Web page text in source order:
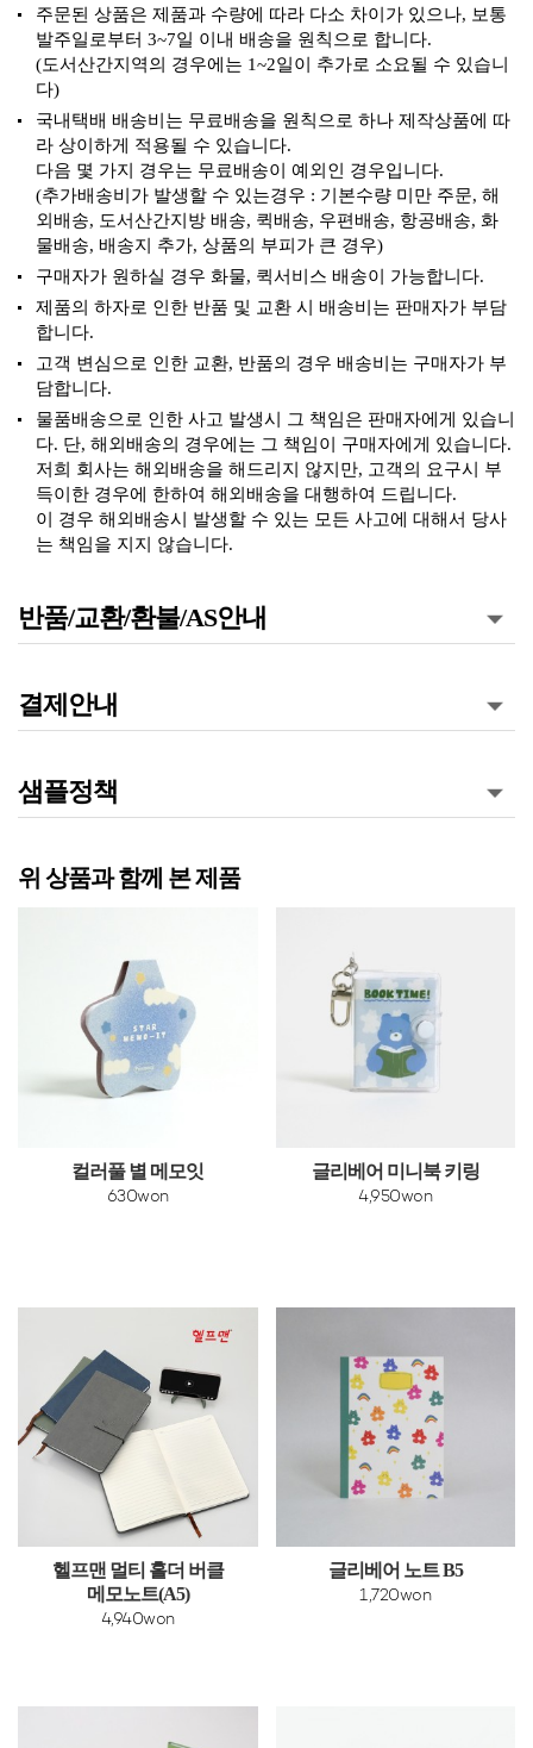
주문된 상품은 제품과 수량에 따라 다소 차이가 있으나, 보통
발주일로부터 3~7일 이내 배송을 원칙으로 합니다.
(도서산간지역의 경우에는 1~2일이 추가로 소요될 수 있습니
다)
국내택배 배송비는 무료배송을 원칙으로 하나 제작상품에 따
라 상이하게 적용될 수 있습니다.
다음 몇 가지 경우는 무료배송이 예외인 경우입니다.
(추가배송비가 발생할 수 있는경우 : 기본수량 미만 주문, 해
외배송, 도서산간지방 배송, 퀵배송, 우편배송, 항공배송, 화
물배송, 배송지 추가, 상품의 부피가 큰 경우)
구매자가 원하실 경우 화물, 퀵서비스 배송이 가능합니다.
제품의 하자로 인한 반품 및 교환 시 배송비는 판매자가 부담
합니다.
고객 변심으로 인한 교환, 반품의 경우 배송비는 구매자가 부
담합니다.
물품배송으로 인한 사고 발생시 그 책임은 판매자에게 있습니
다. 단, 해외배송의 경우에는 그 책임이 구매자에게 있습니다.
저희 회사는 해외배송을 해드리지 않지만, 고객의 요구시 부
득이한 경우에 한하여 해외배송을 대행하여 드립니다.
이 경우 해외배송시 발생할 수 있는 모든 사고에 대해서 당사
는 책임을 지지 않습니다.
반품/교환/환불/AS안내
결제안내
샘플정책
위 상품과 함께 본 제품
컬러풀 별 메모잇
630won
글리베어 미니북 키링
4,950won
헬프맨 멀티 홀더 버클
메모노트(A5)
4,940won
글리베어 노트 B5
1,720won